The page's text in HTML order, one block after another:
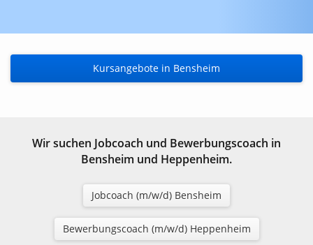
Kursangebote in Bensheim
Wir suchen Jobcoach und Bewerbungscoach in
Bensheim und Heppenheim.
Jobcoach (m/w/d) Bensheim
Bewerbungscoach (m/w/d) Heppenheim